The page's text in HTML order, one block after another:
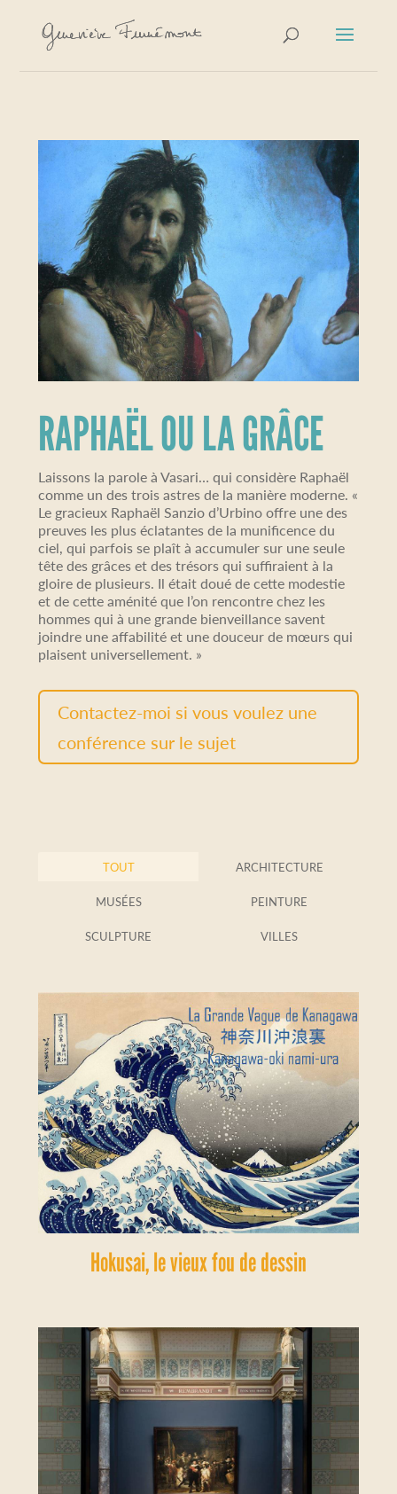
RAPHAËL OU LA GRÂCE
Laissons la parole à Vasari… qui considère Raphaël
comme un des trois astres de la manière moderne. «
Le gracieux Raphaël Sanzio d’Urbino offre une des
preuves les plus éclatantes de la munificence du
ciel, qui parfois se plaît à accumuler sur une seule
tête des grâces et des trésors qui suffiraient à la
gloire de plusieurs. Il était doué de cette modestie
et de cette aménité que l’on rencontre chez les
hommes qui à une grande bienveillance savent
joindre une affabilité et une douceur de mœurs qui
plaisent universellement. »
Contactez-moi si vous voulez une
conférence sur le sujet
TOUT ARCHITECTURE
MUSÉES PEINTURE
SCULPTURE VILLES
Hokusai, le vieux fou de dessin